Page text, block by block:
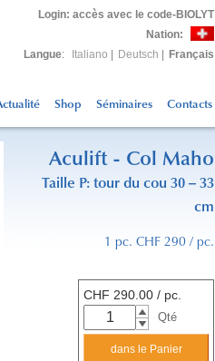
Login: accès avec le code-BIOLYT
Nation:
Langue: Italiano Deutsch Français
Shop Séminaires Contacts
Aculift - Col Maho
Taille P: tour du cou 30 – 33
cm
1 pc. CHF 290 / pc.
CHF 290.00 / pc.
Qté